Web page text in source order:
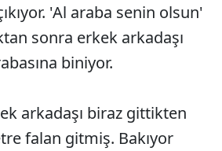
'Al araba senin olsun'
sonra erkek arkadaşı
biniyor.
arkadaşı biraz gittikten
falan gitmiş. Bakıyor